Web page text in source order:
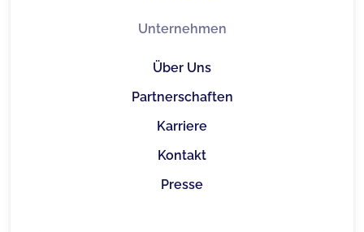
Unternehmen
Über Uns
Partnerschaften
Karriere
Kontakt
Presse